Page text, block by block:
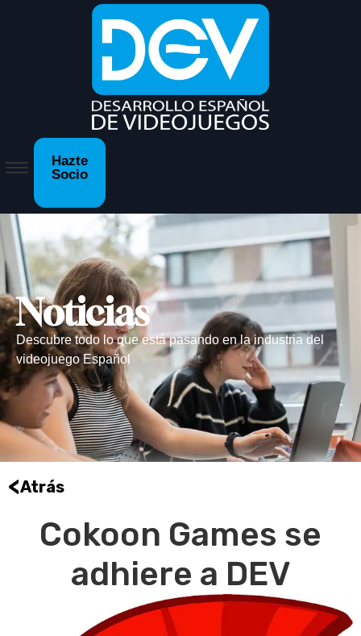
Hazte
Socio
Noticias
Descubre todo lo que está pasando en la industria del
videojuego Español
<Atrás
Cokoon Games se
adhiere a DEV